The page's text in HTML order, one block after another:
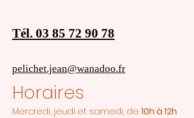
Tél. 03 85 72 90 78
pelichet.jean@wanadoo.fr
Horaires
Mercredi, jeudi et samedi, de 10h à 12h